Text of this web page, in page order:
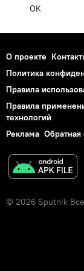
OK
О проекте
Политика
Правила
Правила
технологий
Реклама Обратная
© 2026 Sputnik